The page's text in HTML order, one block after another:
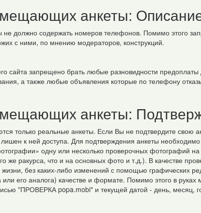
анкеты:
не должно содержать номеров телефонов. Помимо этого
с ними, по мнению модераторов, конструкций.
сайта запрещено брать любые разновидности
а также любые объявления которые по телефону
анкеты:
только реальные анкеты. Если Вы не подтвердите свою
к ней доступа. Для подтверждения анкеты
одну или несколько проверочных фотографий на
же ракурса, что и на основных фото и т.д.). В качестве
без каких-либо изменений с помощью графических
или его аналога) качестве и формате. Помимо этого в
"ПРОВЕРКА popa.mobi" и текущей датой - день, месяц,